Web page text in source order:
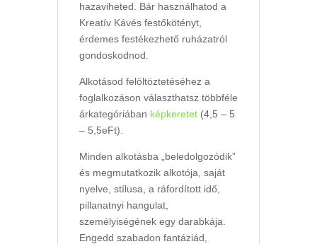
hazaviheted. Bár használhatod a
Kreatív Kávés festőkötényt,
érdemes festékezhető ruházatról
gondoskodnod.
Alkotásod felöltöztetéséhez a
foglalkozáson választhatsz többféle
árkategóriában képkeretet(4,5 – 5
– 5,5eFt).
Minden alkotásba „beledolgozódik”
és megmutatkozik alkotója, saját
nyelve, stílusa, a ráfordított idő,
pillanatnyi hangulat,
személyiségének egy darabkája.
Engedd szabadon fantáziád,